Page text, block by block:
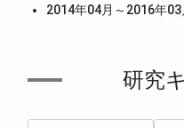
2014年04月～2016年
研究